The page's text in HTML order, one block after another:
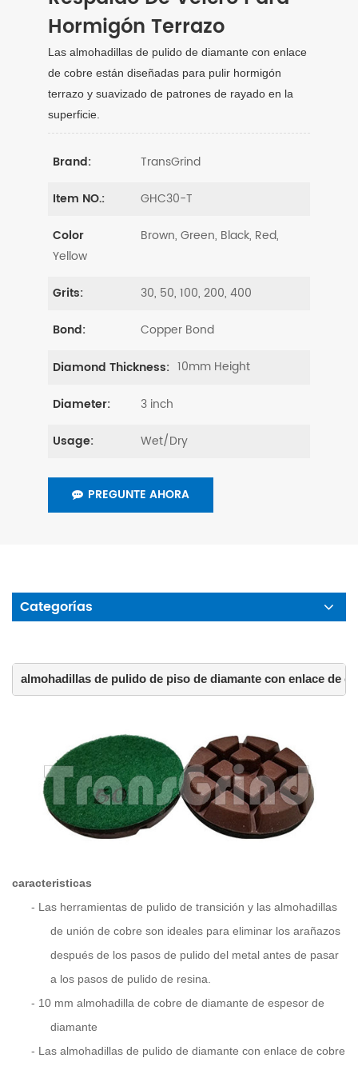
Hormigón Terrazo
Las almohadillas de pulido de diamante con enlace
de cobre están diseñadas para pulir hormigón
terrazo y suavizado de patrones de rayado en la
superficie.
Brand: TransGrind
Item NO.: GHC30-T
Color
Brown, Green, Black, Red,
Yellow
Grits: 30, 50, 100, 200, 400
Bond: Copper Bond
Diamond Thickness: 10mm Height
Diameter: 3 inch
Usage: Wet/Dry
PREGUNTE AHORA
Categorías
almohadillas de pulido de piso de diamante con enlace de
caracteristicas
- Las herramientas de pulido de transición y las almohadillas
de unión de cobre son ideales para eliminar los arañazos
después de los pasos de pulido del metal antes de pasar
a los pasos de pulido de resina.
- 10 mm almohadilla de cobre de diamante de espesor de
diamante
- Las almohadillas de pulido de diamante con enlace de cobre